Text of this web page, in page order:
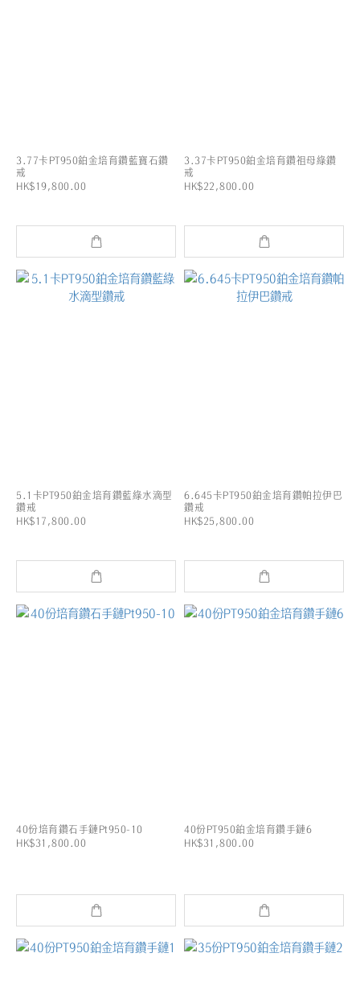
3.77卡PT950鉑金培育鑽藍寶石鑽
戒
HK$19,800.00
3.37卡PT950鉑金培育鑽祖母綠鑽
戒
HK$22,800.00
5.1卡PT950鉑金培育鑽藍綠水滴型
鑽戒
HK$17,800.00
6.645卡PT950鉑金培育鑽帕拉伊巴
鑽戒
HK$25,800.00
40份培育鑽石手鏈Pt950-10
HK$31,800.00
40份PT950鉑金培育鑽手鏈6
HK$31,800.00